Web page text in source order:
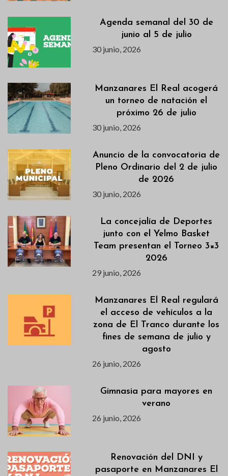
Agenda semanal del 30 de
junio al 5 de julio
30 junio, 2026
Manzanares El Real acogerá
un torneo de natación el
próximo 26 de julio
30 junio, 2026
Anuncio de la convocatoria de
Pleno Ordinario del 2 de julio
de 2026
30 junio, 2026
La concejalía de Deportes
junto con el Yelmo Basket
Team presentan el Torneo 3×3
2026
29 junio, 2026
Manzanares El Real regulará
el acceso de vehículos a la
zona de El Tranco durante los
fines de semana de julio y
agosto
26 junio, 2026
Gimnasia para mayores en
verano
26 junio, 2026
Renovación del DNI y
pasaporte en Manzanares El